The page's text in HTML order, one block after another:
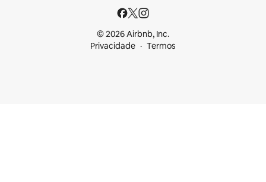
© 2026 Airbnb, Inc.
Privacidade
Termos